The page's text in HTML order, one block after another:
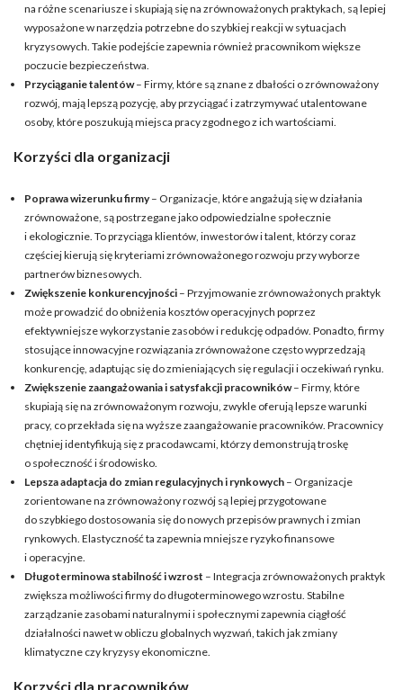
na różne scenariusze i skupiają się na zrównoważonych praktykach, są lepiej
wyposażone w narzędzia potrzebne do szybkiej reakcji w sytuacjach
kryzysowych. Takie podejście zapewnia również pracownikom większe
poczucie bezpieczeństwa.
Przyciąganie talentów– Firmy, które są znane z dbałości o zrównoważony
rozwój, mają lepszą pozycję, aby przyciągać i zatrzymywać utalentowane
osoby, które poszukują miejsca pracy zgodnego z ich wartościami.
Korzyści dla organizacji
Poprawa wizerunku firmy– Organizacje, które angażują się w działania
zrównoważone, są postrzegane jako odpowiedzialne społecznie
i ekologicznie. To przyciąga klientów, inwestorów i talent, którzy coraz
częściej kierują się kryteriami zrównoważonego rozwoju przy wyborze
partnerów biznesowych.
Zwiększenie konkurencyjności – Przyjmowanie zrównoważonych praktyk
może prowadzić do obniżenia kosztów operacyjnych poprzez
efektywniejsze wykorzystanie zasobów i redukcję odpadów. Ponadto, firmy
stosujące innowacyjne rozwiązania zrównoważone często wyprzedzają
konkurencję, adaptując się do zmieniających się regulacji i oczekiwań rynku.
Zwiększenie zaangażowania i satysfakcji pracowników– Firmy, które
skupiają się na zrównoważonym rozwoju, zwykle oferują lepsze warunki
pracy, co przekłada się na wyższe zaangażowanie pracowników. Pracownicy
chętniej identyfikują się z pracodawcami, którzy demonstrują troskę
o społeczność i środowisko.
Lepsza adaptacja do zmian regulacyjnych i rynkowych – Organizacje
zorientowane na zrównoważony rozwój są lepiej przygotowane
do szybkiego dostosowania się do nowych przepisów prawnych i zmian
rynkowych. Elastyczność ta zapewnia mniejsze ryzyko finansowe
i operacyjne.
Długoterminowa stabilność i wzrost – Integracja zrównoważonych praktyk
zwiększa możliwości firmy do długoterminowego wzrostu. Stabilne
zarządzanie zasobami naturalnymi i społecznymi zapewnia ciągłość
działalności nawet w obliczu globalnych wyzwań, takich jak zmiany
klimatyczne czy kryzysy ekonomiczne.
Korzyści dla pracowników